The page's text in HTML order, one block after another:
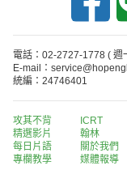
電話：02-2727-1778 ( 週
E-mail：
統編：24746401
攻其不背
精選影片
每日片語
專欄教學
ICRT
翰林
關於我們
媒體報導